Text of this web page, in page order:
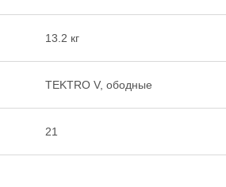
13.2 кг
TEKTRO V, ободные
21